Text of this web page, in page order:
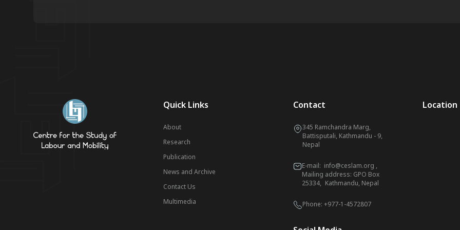
Quick Links
About
Research
Publication
News and Archive
Contact Us
Multimedia
Contact
345 Ramchandra Marg,
Battisputali, Kathmandu - 9,
Nepal
E-mail: info@ceslam.org ,
Mailing address: GPO Box
25334, Kathmandu, Nepal
Phone: +977-1-4572807
Location